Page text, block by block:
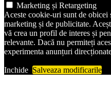
Marketing și Retargeting
Aceste cookie-uri sunt de
marketing și de publicitate.
vă crea un profil de interes și
relevante. Dacă nu permiteți
experimenta anunțuri
Inchide Salveaza modificarile